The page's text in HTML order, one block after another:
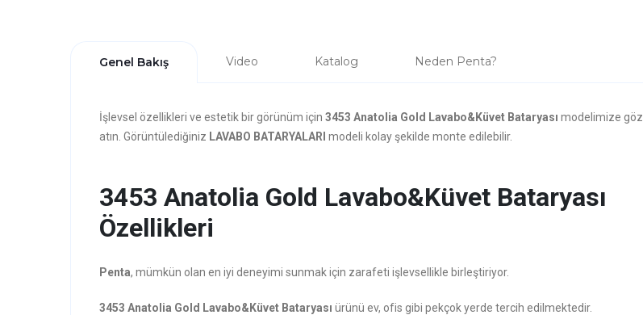
Genel Bakış Video Katalog Neden Penta?
İşlevsel özellikleri ve estetik bir görünüm için 3453 Anatolia Gold Lavabo&Küvet Bataryası modelimize göz
atın. Görüntülediğiniz LAVABO BATARYALARI modeli kolay şekilde monte edilebilir.
3453 Anatolia Gold Lavabo&Küvet Bataryası
Özellikleri
Penta, mümkün olan en iyi deneyimi sunmak için zarafeti işlevsellikle birleştiriyor.
3453 Anatolia Gold Lavabo&Küvet Bataryası ürünü ev, ofis gibi pekçok yerde tercih edilmektedir.